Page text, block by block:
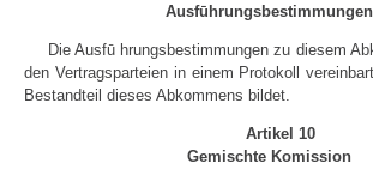
Ausfūhrungsbestimmungen
Die Ausfū hrungsbestimmungen zu diesem
den Vertragsparteien in einem Protokoll
Bestandteil dieses Abkommens bildet.
Artikel 10
Gemischte Komission